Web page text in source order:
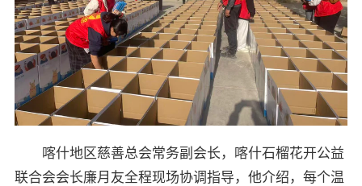
喀什地区慈善总会常务副会长，喀什石榴花开公益
联合会会长廉月友全程现场协调指导，他介绍，每个温